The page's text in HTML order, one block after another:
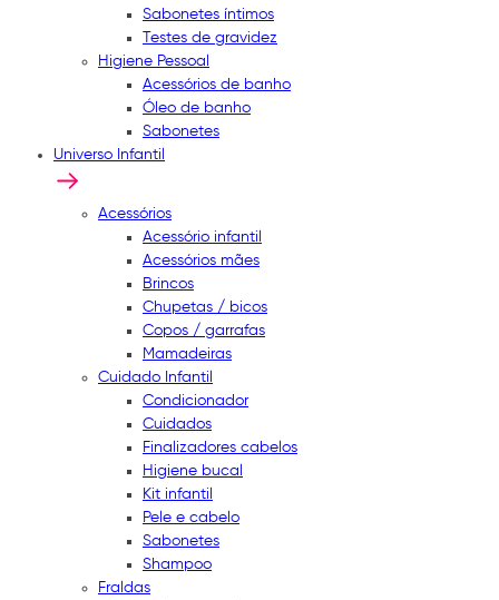
Sabonetes íntimos
Testes de gravidez
Higiene Pessoal
Acessórios de banho
Óleo de banho
Sabonetes
Universo Infantil
Acessórios
Acessório infantil
Acessórios mães
Brincos
Chupetas / bicos
Copos / garrafas
Mamadeiras
Cuidado Infantil
Condicionador
Cuidados
Finalizadores cabelos
Higiene bucal
Kit infantil
Pele e cabelo
Sabonetes
Shampoo
Fraldas